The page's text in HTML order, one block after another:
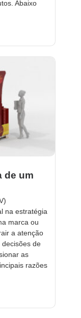
Abaixo
de um
na estratégia
marca ou
a atenção
de
as
razões